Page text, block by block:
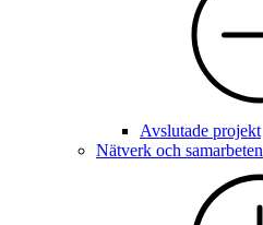
Avslutade projekt
Nätverk och samarbeten